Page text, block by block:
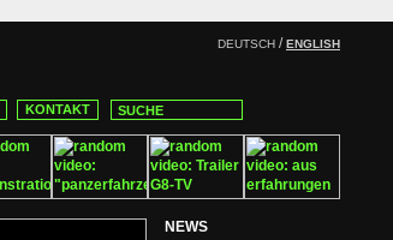
DEUTSCH /ENGLISH
KONTAKT
NEWS